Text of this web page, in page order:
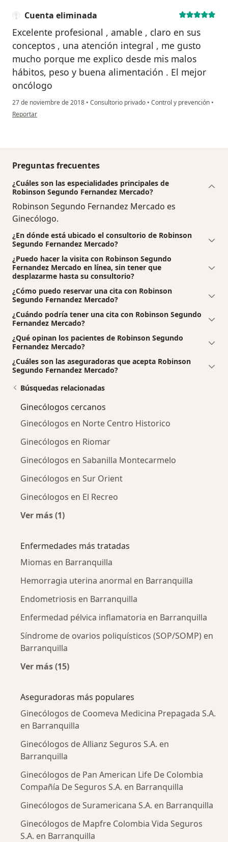
Cuenta eliminada
Excelente profesional , amable , claro en sus
conceptos , una atención integral , me gusto
mucho porque me explico desde mis malos
hábitos, peso y buena alimentación . El mejor
oncólogo
27 de noviembre de 2018 • Consultorio privado • Control y prevención •
en opinión del usuario Cuenta eliminada
Reportar
Preguntas frecuentes
¿Cuáles son las especialidades principales de
Robinson Segundo Fernandez Mercado?
Robinson Segundo Fernandez Mercado es
Ginecólogo.
¿En dónde está ubicado el consultorio de Robinson
Segundo Fernandez Mercado?
¿Puedo hacer la visita con Robinson Segundo
Fernandez Mercado en línea, sin tener que
desplazarme hasta su consultorio?
¿Cómo puedo reservar una cita con Robinson
Segundo Fernandez Mercado?
¿Cuándo podría tener una cita con Robinson Segundo
Fernandez Mercado?
¿Qué opinan los pacientes de Robinson Segundo
Fernandez Mercado?
¿Cuáles son las aseguradoras que acepta Robinson
Segundo Fernandez Mercado?
Búsquedas relacionadas
Ginecólogos cercanos
Ginecólogos en Norte Centro Historico
Ginecólogos en Riomar
Ginecólogos en Sabanilla Montecarmelo
Ginecólogos en Sur Orient
Ginecólogos en El Recreo
Ver más (1)
Enfermedades más tratadas
Miomas en Barranquilla
Hemorragia uterina anormal en Barranquilla
Endometriosis en Barranquilla
Enfermedad pélvica inflamatoria en Barranquilla
Síndrome de ovarios poliquísticos (SOP/SOMP) en
Barranquilla
Ver más (15)
Aseguradoras más populares
Ginecólogos de Coomeva Medicina Prepagada S.A.
en Barranquilla
Ginecólogos de Allianz Seguros S.A. en
Barranquilla
Ginecólogos de Pan American Life De Colombia
Compañía De Seguros S.A. en Barranquilla
Ginecólogos de Suramericana S.A. en Barranquilla
Ginecólogos de Mapfre Colombia Vida Seguros
S.A. en Barranquilla